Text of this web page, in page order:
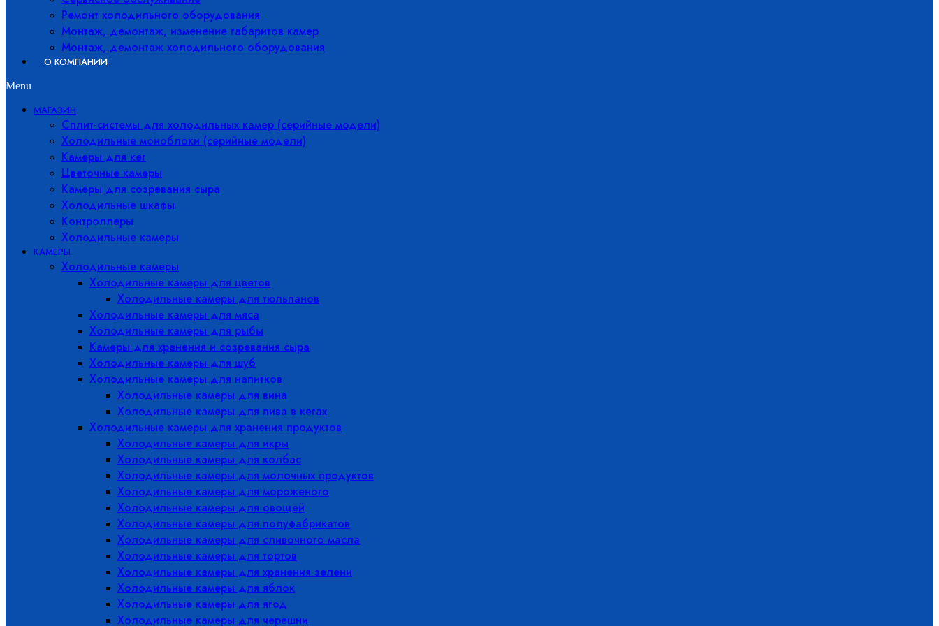
Ремонт холодильного оборудования
Монтаж, демонтаж, изменение габаритов камер
Монтаж, демонтаж холодильного оборудования
О КОМПАНИИ
Menu
МАГАЗИН
Сплит-системы для холодильных камер (серийные модели)
Холодильные моноблоки (серийные модели)
Камеры для кег
Цветочные камеры
Камеры для созревания сыра
Холодильные шкафы
Контроллеры
Холодильные камеры
КАМЕРЫ
Холодильные камеры
Холодильные камеры для цветов
Холодильные камеры для тюльпанов
Холодильные камеры для мяса
Холодильные камеры для рыбы
Камеры для хранения и созревания сыра
Холодильные камеры для шуб
Холодильные камеры для напитков
Холодильные камеры для вина
Холодильные камеры для пива в кегах
Холодильные камеры для хранения продуктов
Холодильные камеры для икры
Холодильные камеры для колбас
Холодильные камеры для молочных продуктов
Холодильные камеры для мороженого
Холодильные камеры для овощей
Холодильные камеры для полуфабрикатов
Холодильные камеры для сливочного масла
Холодильные камеры для тортов
Холодильные камеры для хранения зелени
Холодильные камеры для яблок
Холодильные камеры для ягод
Холодильные камеры для черешни